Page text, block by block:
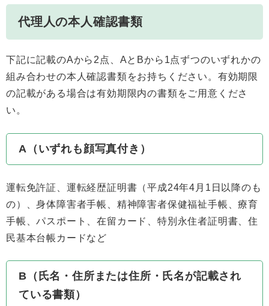
代理人の本人確認書類
下記に記載のAから2点、AとBから1点ずつのいずれかの
組み合わせの本人確認書類をお持ちください。有効期限
の記載がある場合は有効期限内の書類をご用意くださ
い。
A（いずれも顔写真付き）
運転免許証、運転経歴証明書（平成24年4月1日以降のも
の）、身体障害者手帳、精神障害者保健福祉手帳、療育
手帳、パスポート、在留カード、特別永住者証明書、住
民基本台帳カードなど
B（氏名・住所または住所・氏名が記載され
ている書類）